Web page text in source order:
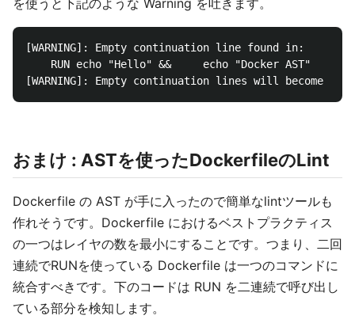
[WARNING]: Empty continuation line found in:
    RUN echo "Hello" &&     echo "Docker AST"
おまけ : ASTを使ったDockerfileのLint
Dockerfile の AST が手に入ったので簡単なlintツールも
作れそうです。Dockerfile におけるベストプラクティス
の一つはレイヤの数を最小にすることです。つまり、二回
連続でRUNを使っている Dockerfile は一つのコマンドに
統合すべきです。下のコードは RUN を二連続で呼び出し
ている部分を検知します。